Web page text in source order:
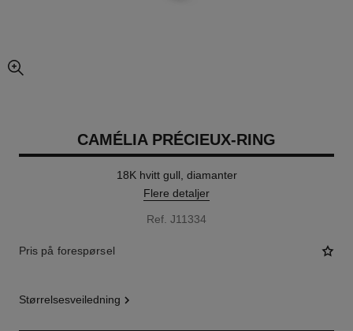
forstørret visning av bildet
CAMÉLIA PRÉCIEUX-RING
18K hvitt gull, diamanter
Flere detaljer
Ref. J11334
Pris på forespørsel
størrelsesveiledning